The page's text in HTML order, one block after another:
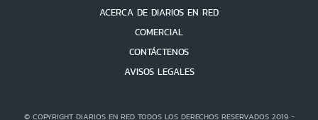
ACERCA DE DIARIOS EN RED
COMERCIAL
CONTÁCTENOS
AVISOS LEGALES
© COPYRIGHT DIARIOS EN RED TODOS LOS DERECHOS RESERVADOS 2019 -